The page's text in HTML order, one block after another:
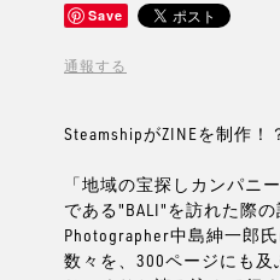
Save
通報する
SteamshipがZINEを制作！
「地域の宝探しカンパニ
である"BALI"を訪れた際
Photographer中島紳一郎
数々を、300ページにも